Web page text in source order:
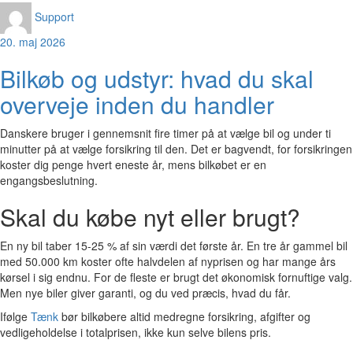
Support
20. maj 2026
Bilkøb og udstyr: hvad du skal
overveje inden du handler
Danskere bruger i gennemsnit fire timer på at vælge bil og under ti
minutter på at vælge forsikring til den. Det er bagvendt, for forsikringen
koster dig penge hvert eneste år, mens bilkøbet er en
engangsbeslutning.
Skal du købe nyt eller brugt?
En ny bil taber 15-25 % af sin værdi det første år. En tre år gammel bil
med 50.000 km koster ofte halvdelen af nyprisen og har mange års
kørsel i sig endnu. For de fleste er brugt det økonomisk fornuftige valg.
Men nye biler giver garanti, og du ved præcis, hvad du får.
Ifølge Tænk bør bilkøbere altid medregne forsikring, afgifter og
vedligeholdelse i totalprisen, ikke kun selve bilens pris.